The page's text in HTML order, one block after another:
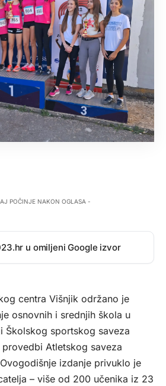
POČINJE NAKON OGLASA -
u omiljeni Google izvor
centra Višnjik održano je
osnovnih i srednjih škola u
Školskog sportskog saveza
Atletskog saveza
izdanje privuklo je
– više od 200 učenika iz 23